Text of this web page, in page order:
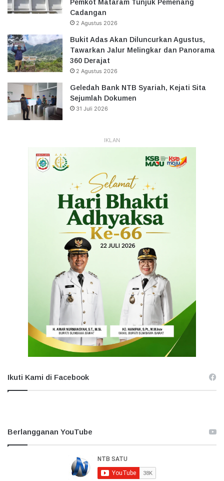
Pemkot Mataram Tunjuk Pemenang
Cadangan
2 Agustus 2026
Bukit Adas Akan Diluncurkan Agustus,
Tawarkan Jalur Melingkar dan Panorama
360 Derajat
2 Agustus 2026
Geledah Bank NTB Syariah, Kejati Sita
Sejumlah Dokumen
31 Juli 2026
IKLAN
Ikuti Kami di Facebook
Berlangganan YouTube